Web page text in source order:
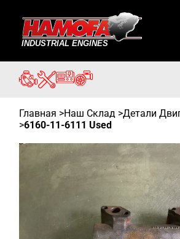
Главная >Наш Склад >Детали
>6160-11-6111 Used